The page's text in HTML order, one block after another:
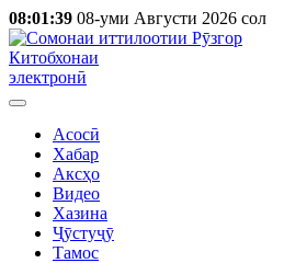
08:01:39 08-уми Августи 2026 сол
Китобхонаи
электронӣ
Асосӣ
Хабар
Аксҳо
Видео
Хазина
Ҷӯстуҷӯ
Тамос